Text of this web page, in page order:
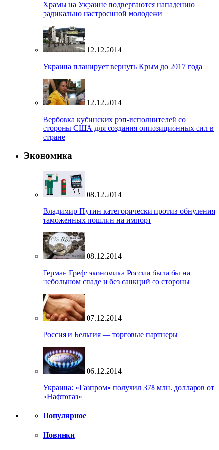
Храмы на Украине подвергаются нападению
радикально настроенной молодежи
12.12.2014
Украина планирует вернуть Крым до 2017 года
12.12.2014
Вербовка кубинских рэп-исполнителей со
стороны США для создания оппозиционных сил в
стране
Экономика
08.12.2014
Владимир Путин категорически против обнуления
таможенных пошлин на импорт
08.12.2014
Герман Греф: экономика России была бы на
небольшом спаде и без санкций со стороны
07.12.2014
Россия и Бельгия — торговые партнеры
06.12.2014
Украина: «Газпром» получил 378 млн. долларов от
«Нафтогаз»
Популярное
Новинки